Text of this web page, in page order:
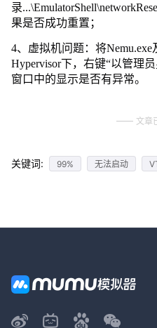
录
果是否成功重置；
4、虚拟机问题：将
Hypervisor下，右键“以管理
窗口中的显示是否有异常。
文章
关键词: 99% 无法启动